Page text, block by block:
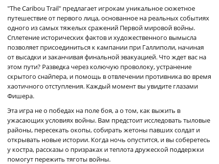
"The Caribou Trail" предлагает игрокам уникальное сюжетное
путешествие от первого лица, основанное на реальных событиях
одного из самых тяжелых сражений Первой мировой войны.
Сплетение исторических фактов и художественного вымысла
позволяет присоединиться к кампании при Галлиполи, начиная
от высадки и заканчивая финальной эвакуацией. Что ждет вас на
этом пути? Разведка через колючую проволоку, устранение
скрытого снайпера, и помощь в отвлечении противника во время
хаотичного отступления. Каждый момент вы увидите глазами
Фишера.
Эта игра не о победах на поле боя, а о том, как выжить в
ужасающих условиях войны. Вам предстоит исследовать тыловые
районы, пересекать окопы, собирать жетоны павших солдат и
открывать новые истории. Когда ночь опустится, и вы соберетесь
у костра, рассказы о призраках и теплота дружеской поддержки
помогут пережить тяготы войны.